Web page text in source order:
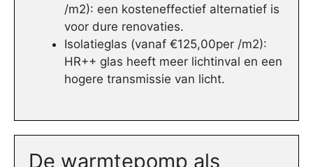
/m2): een kosteneffectief alternatief is
voor dure renovaties.
Isolatieglas (vanaf €125,00per /m2):
HR++ glas heeft meer lichtinval en een
hogere transmissie van licht.
De warmtepomp als